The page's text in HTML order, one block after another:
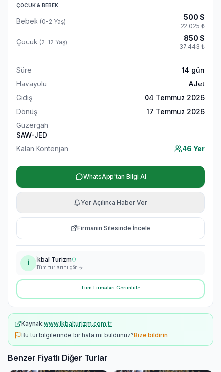
ÇOCUK & BEBEK
Bebek (0-2 Yaş)
500 $
22.025 ₺
Çocuk (2-12 Yaş)
850 $
37.443 ₺
Süre 14 gün
Havayolu
AJet
Gidiş
04 Temmuz 2026
Dönüş
17 Temmuz 2026
Güzergah
SAW-JED
Kalan Kontenjan
46 Yer
WhatsApp'tan Bilgi Al
Yer Açılınca Haber Ver
Firmanın Sitesinde İncele
İ İkbal Turizm
Tüm turlarını gör
Tüm Firmaları Görüntüle
Kaynak:www.ikbalturizm.com.tr
Bu tur bilgilerinde bir hata mı buldunuz?Bize bildirin
Benzer Fiyatlı Diğer Turlar